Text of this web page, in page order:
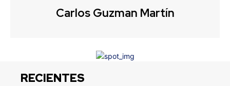
Carlos Guzman Martín
RECIENTES